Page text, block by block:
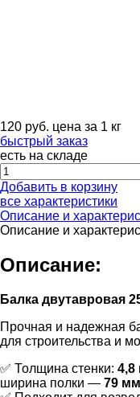
120 руб. цена за 1 кг
быстрый заказ
есть на складе
Добавить в корзину
все характеристики
Описание и
Описание и
Описание:
Балка двутавровая
Прочная и надежная
для строительства и
✅ Толщина стенки: 4,8
ширина полки — 79 мм